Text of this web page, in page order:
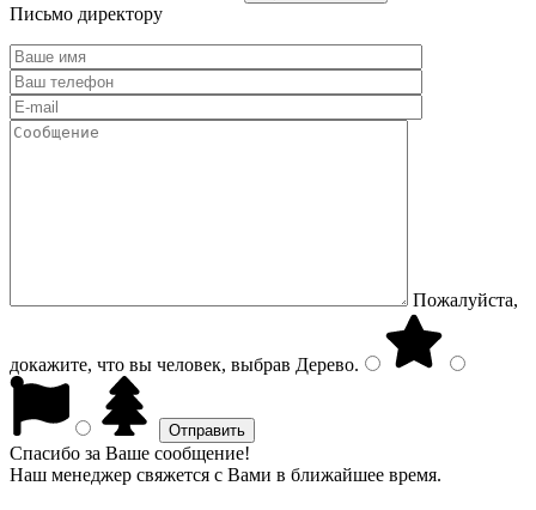
Письмо директору
Пожалуйста,
докажите, что вы человек, выбрав Дерево.
Спасибо за Ваше сообщение!
Наш менеджер свяжется с Вами в ближайшее время.